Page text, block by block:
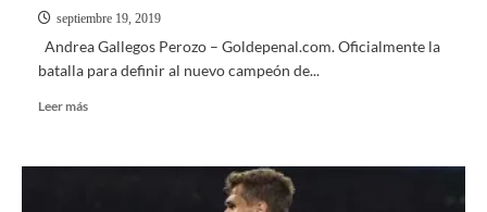
septiembre 19, 2019
Andrea Gallegos Perozo – Goldepenal.com. Oficialmente la
batalla para definir al nuevo campeón de...
Leer másLeer
El